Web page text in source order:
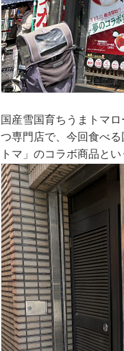
国産雪国育ちうまトマ
つ専門店で、今回食べ
トマ」のコラボ商品とい